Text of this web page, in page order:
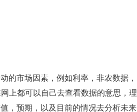
市场因素，例如利率，非农数据，
上都可以自己去查看数据的意思，理
，预期，以及目前的情况去分析未来